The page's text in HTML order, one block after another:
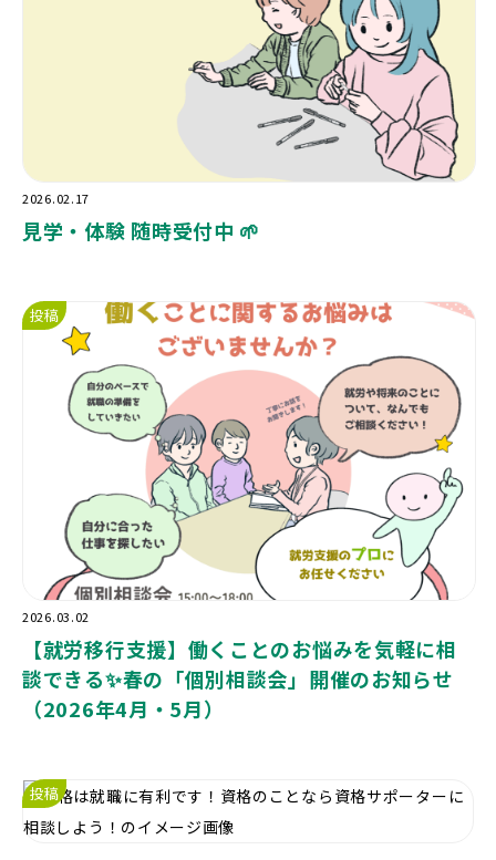
2026.02.17
見学・体験 随時受付中 🌱
投稿
2026.03.02
【就労移行支援】働くことのお悩みを気軽に相
談できる✨春の「個別相談会」開催のお知らせ
（2026年4月・5月）
投稿